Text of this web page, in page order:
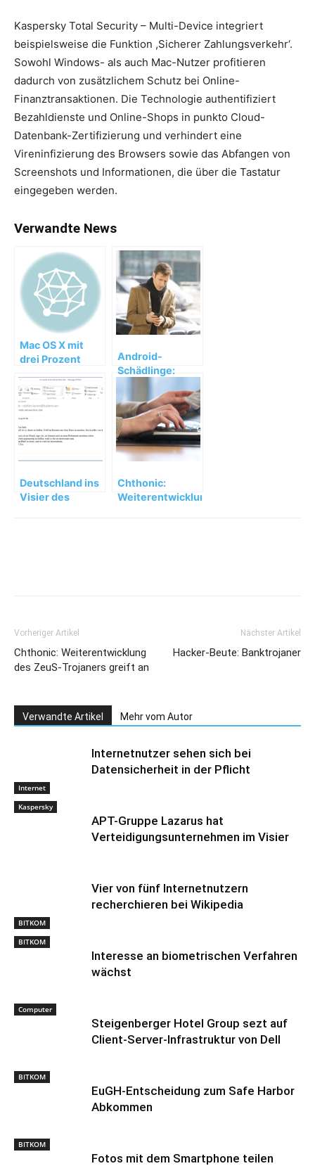
Kaspersky Total Security – Multi-Device integriert
beispielsweise die Funktion ,Sicherer Zahlungsverkehr‘.
Sowohl Windows- als auch Mac-Nutzer profitieren
dadurch von zusätzlichem Schutz bei Online-
Finanztransaktionen. Die Technologie authentifiziert
Bezahldienste und Online-Shops in punkto Cloud-
Datenbank-Zertifizierung und verhindert eine
Vireninfizierung des Browsers sowie das Abfangen von
Screenshots und Informationen, die über die Tastatur
eingegeben werden.
Verwandte News
Mac OS X mit
drei Prozent
durch Viren,
Würmer und
Spionage
Android-
Schädlinge:
und Bank-
Trojaner greifen
Anwender an
Deutschland ins
Visier des
Chthonic:
Weiterentwicklung
Vorheriger Artikel
Chthonic: Weiterentwicklung
des ZeuS-Trojaners greift an
Nächster Artikel
Hacker-Beute: Banktrojaner
Verwandte Artikel Mehr vom Autor
Internet
Internetnutzer sehen sich bei
Datensicherheit in der Pflicht
Kaspersky
APT-Gruppe Lazarus hat
Verteidigungsunternehmen im Visier
BITKOM
Vier von fünf Internetnutzern
recherchieren bei Wikipedia
BITKOM
Interesse an biometrischen Verfahren
wächst
Computer
Steigenberger Hotel Group sezt auf
Client-Server-Infrastruktur von Dell
BITKOM
EuGH-Entscheidung zum Safe Harbor
Abkommen
BITKOM
Fotos mit dem Smartphone teilen